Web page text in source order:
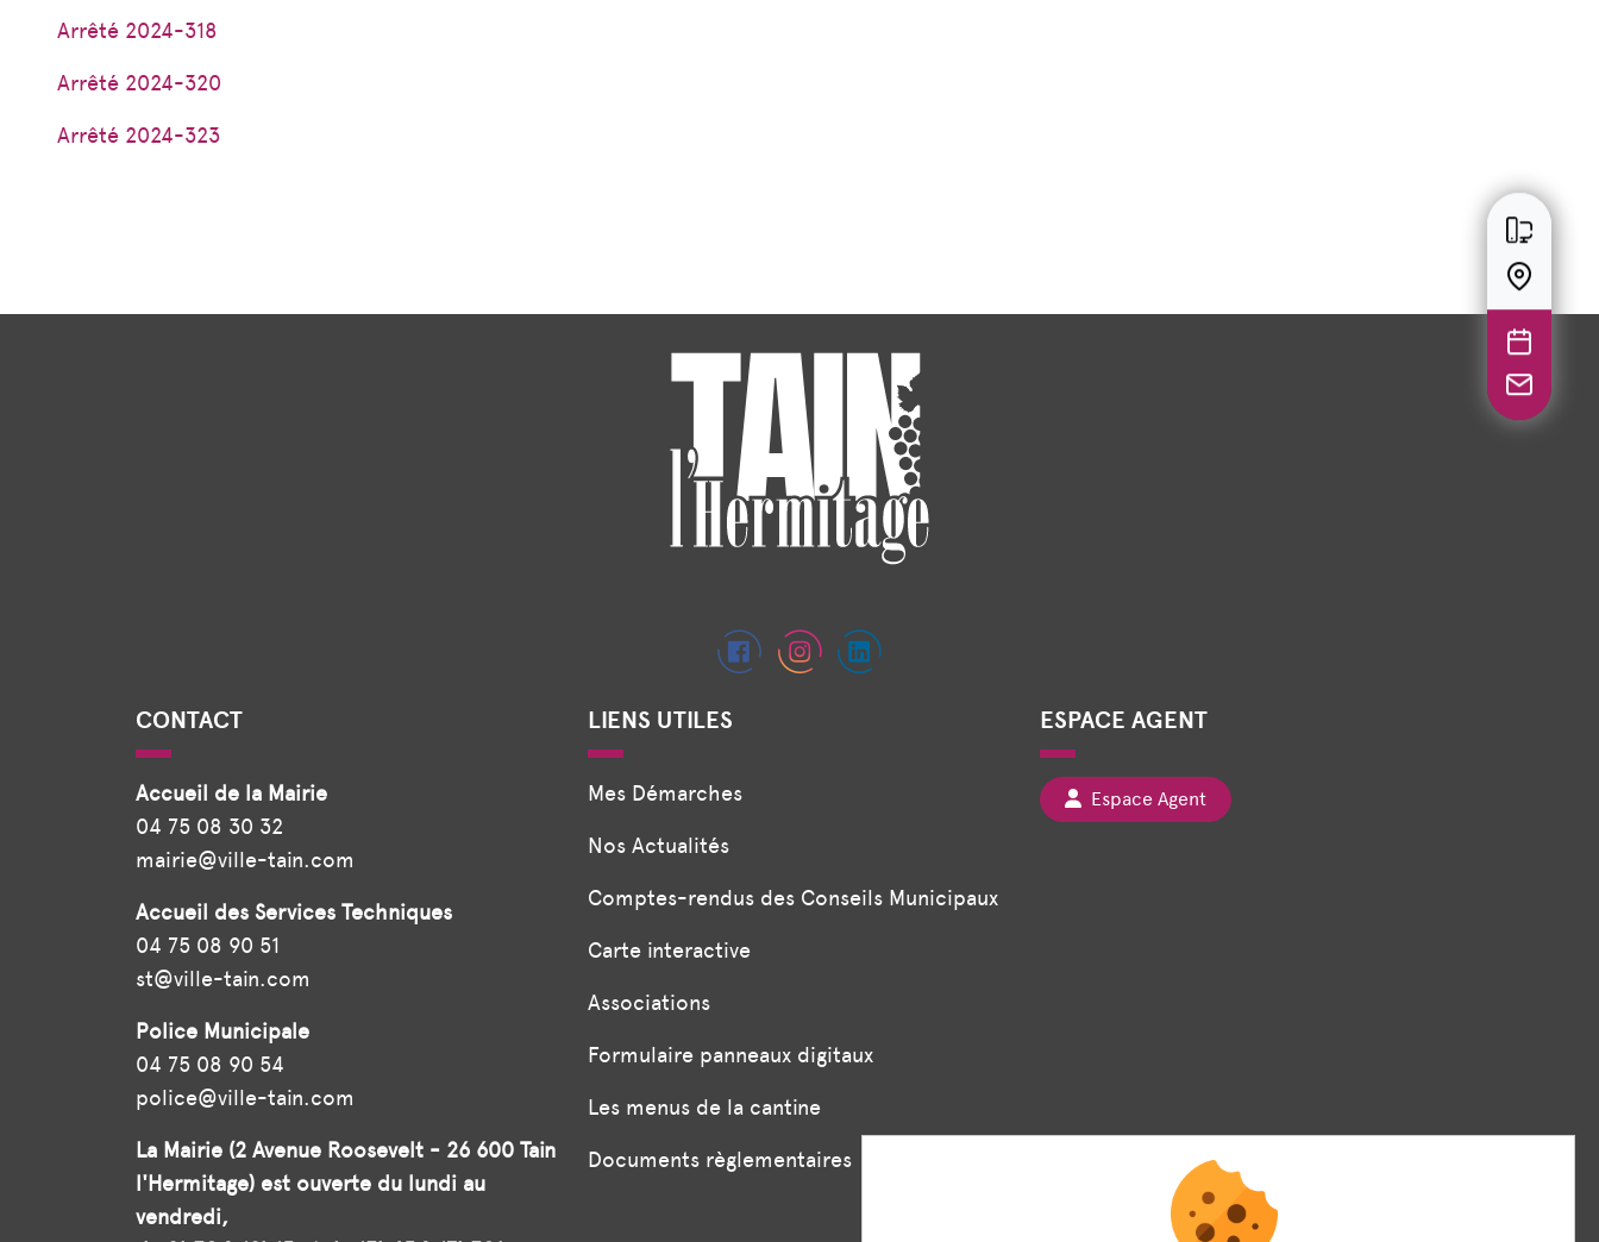
Arrêté 2024-318
Arrêté 2024-320
Arrêté 2024-323
CONTACT
Accueil de la Mairie
04 75 08 30 32
mairie@ville-tain.com
Accueil des Services Techniques
04 75 08 90 51
st@ville-tain.com
Police Municipale
04 75 08 90 54
police@ville-tain.com
La Mairie (2 Avenue Roosevelt - 26 600 Tain
l'Hermitage) est ouverte du lundi au
vendredi,
LIENS UTILES
Mes Démarches
Nos Actualités
Comptes-rendus des Conseils Municipaux
Carte interactive
Associations
Formulaire panneaux digitaux
Les menus de la cantine
Documents règlementaires
ESPACE AGENT
Espace Agent